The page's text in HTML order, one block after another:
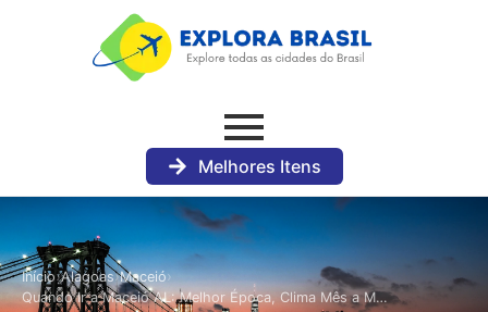
Melhores Itens
Início›Alagoas›Maceió›
Quando Ir a Maceió AL: Melhor Época, Clima Mês a M…